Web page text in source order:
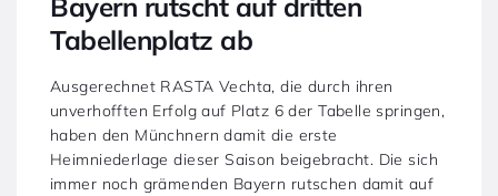
Tabellenplatz ab
Ausgerechnet RASTA Vechta, die durch ihren
unverhofften Erfolg auf Platz 6 der Tabelle springen,
haben den Münchnern damit die erste
Heimniederlage dieser Saison beigebracht. Die sich
immer noch grämenden Bayern rutschen damit auf